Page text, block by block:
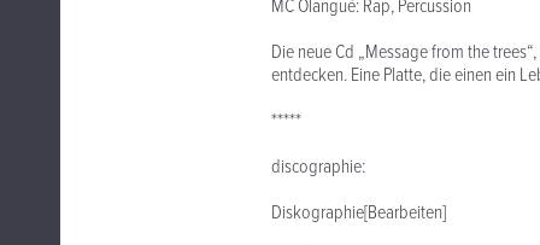
MC Olangué: Rap, Percussion
Die neue Cd „Message from the
entdecken. Eine Platte, die einen ein
*****
discographie:
Diskographie[Bearbeiten]